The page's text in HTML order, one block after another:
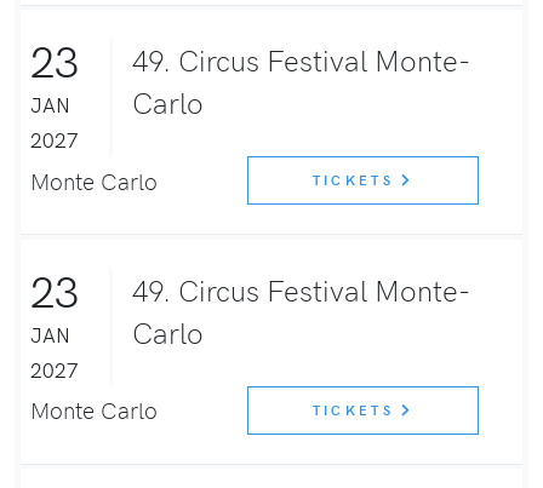
23
JAN
2027
49. Circus Festival Monte-
Carlo
Monte Carlo TICKETS
23
JAN
2027
49. Circus Festival Monte-
Carlo
Monte Carlo TICKETS